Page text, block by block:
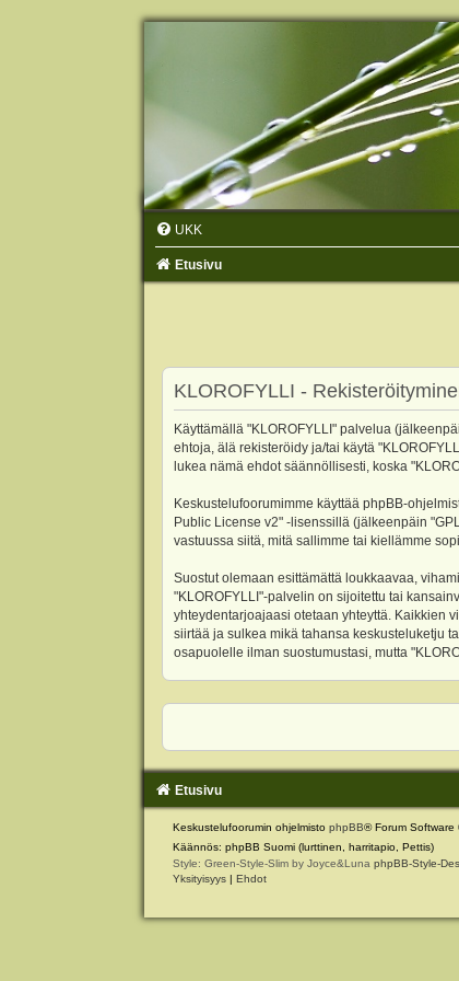
UKK
Etusivu
KLOROFYLLI -
Käyttämällä "KLOROFYLLI" palvelua
ehtoja, älä rekisteröidy ja/tai käytä
lukea nämä ehdot säännöllisesti, koska
Keskustelufoorumimme käyttää phpBB-
Public License v2" -lisenssillä (jälkeenpäin
vastuussa siitä, mitä sallimme tai kiellämme
Suostut olemaan esittämättä loukkaavaa,
"KLOROFYLLI"-palvelin on sijoitettu tai
yhteydentarjoajaasi otetaan yhteyttä. Kaikkien
siirtää ja sulkea mikä tahansa keskusteluketju
osapuolelle ilman suostumustasi, mutta
Etusivu
Keskustelufoorumin ohjelmisto phpBB® Forum Software
Käännös: phpBB Suomi (lurttinen, harritapio, Pettis)
Style: Green-Style-Slim by Joyce&Luna phpBB-Style-
Yksityisyys | Ehdot